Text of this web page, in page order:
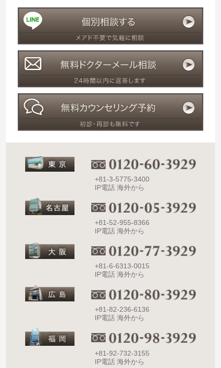
+81-3-5775-3400
IP電話 海外から
+81-52-955-8366
IP電話 海外から
+81-6-6313-0015
IP電話 海外から
+81-82-236-6136
IP電話 海外から
+81-92-732-3155
IP電話 海外から